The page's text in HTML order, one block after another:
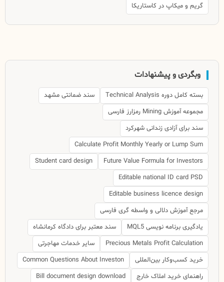
گریم و میکاپ در کاستاریکا
وبگردی و پیشنهادات
بسته کامل دوره Technical Analysis
سند ضمانتی مشهد
مجموعه آموزش Mining رمزارز فارسی
سند برای آزادی زندانی شهرکرد
Calculate Profit Monthly Yearly or Lump Sum
Future Value Formula for Investors
Student card design
Editable national ID card PSD
Editable business licence design
مرجع آموزش دلالی و واسطه گری فارسی
یادگیری برنامه نویسی MQL5
سند معتبر برای دادگاه کرمانشاه
Precious Metals Profit Calculation
سایر خدمات مهاجرتی
خرید کسب‌وکار بین‌المللی
Common Questions About Investon
راهنمای خرید املاک خارج
Bill document design download